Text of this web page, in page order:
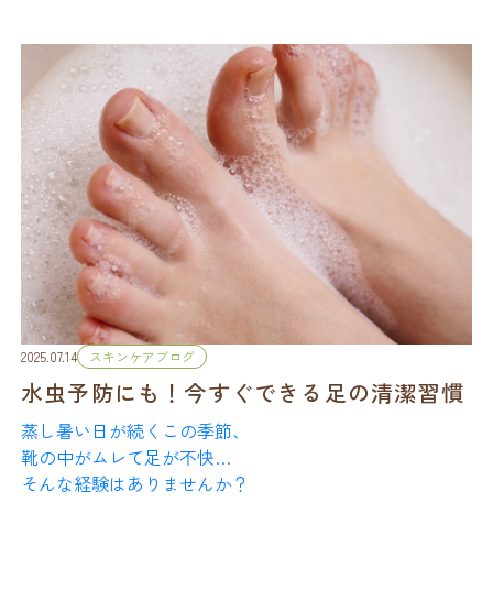
お風呂あがりの肌は、一見うるおっているように見えま
すが、
湯上がり後10分以内には急速に水分が蒸発し始めます。
特に足は、皮脂腺が少ないため水分保持力が弱く、
かかとや足の甲は乾燥しやすい部位です。
さらに夏場は冷房による空気の乾燥、
紫外線による皮膚ダメージが加わり、肌のバリア機能が
低下。
結果として、お風呂あがりでも「カサカサ足」になって
しまうのです。
■ 正しい保湿タイミング
は“湯上がり3分以内”
実はこの
“何もしていないのにかゆい”現象、
日常生活の中に原因が潜んでいることがあります。
2025.07.14 スキンケアブログ
水虫予防にも！今すぐできる足の清潔習慣
蒸し暑い日が続くこの季節、
靴の中がムレて足が不快…
そんな経験はありませんか？